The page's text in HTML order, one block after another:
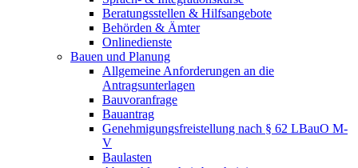
Beratungsstellen & Hilfsangebote
Behörden & Ämter
Onlinedienste
Bauen und Planung
Allgemeine Anforderungen an die
Antragsunterlagen
Bauvoranfrage
Bauantrag
Genehmigungsfreistellung nach § 62 LBauO M-
V
Baulasten